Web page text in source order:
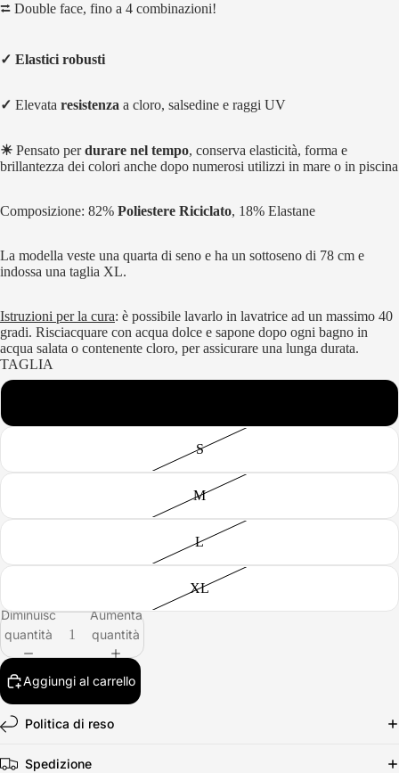
⮂ Double face, fino a 4 combinazioni!
✓ Elastici robusti
✓ Elevata resistenza a cloro, salsedine e raggi UV
☀ Pensato perdurare nel tempo, conserva elasticità, forma e
brillantezza dei colori anche dopo numerosi utilizzi in mare o in piscina
Composizione: 82% Poliestere Riciclato, 18% Elastane
La modella veste una quarta di seno e ha un sottoseno di 78 cm e
indossa una taglia XL.
Istruzioni per la cura: è possibile lavarlo in lavatrice ad un massimo 40
gradi. Risciacquare con acqua dolce e sapone dopo ogni bagno in
acqua salata o contenente cloro, per assicurare una lunga durata.
TAGLIA
S
M
L
XL
Diminuisci
quantità
Aumenta
quantità
Aggiungi al carrello
Politica di reso
Spedizione